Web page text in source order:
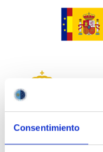
Consentimiento